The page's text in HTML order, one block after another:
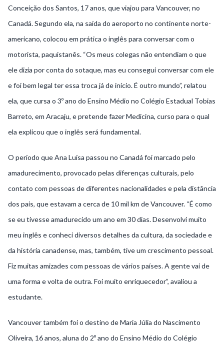
Conceição dos Santos, 17 anos, que viajou para Vancouver, no
Canadá. Segundo ela, na saída do aeroporto no continente norte-
americano, colocou em prática o inglês para conversar com o
motorista, paquistanês. “Os meus colegas não entendiam o que
ele dizia por conta do sotaque, mas eu consegui conversar com ele
e foi bem legal ter essa troca já de início. É outro mundo”, relatou
ela, que cursa o 3º ano do Ensino Médio no Colégio Estadual Tobias
Barreto, em Aracaju, e pretende fazer Medicina, curso para o qual
ela explicou que o inglês será fundamental.
O período que Ana Luísa passou no Canadá foi marcado pelo
amadurecimento, provocado pelas diferenças culturais, pelo
contato com pessoas de diferentes nacionalidades e pela distância
dos pais, que estavam a cerca de 10 mil km de Vancouver. “É como
se eu tivesse amadurecido um ano em 30 dias. Desenvolvi muito
meu inglês e conheci diversos detalhes da cultura, da sociedade e
da história canadense, mas, também, tive um crescimento pessoal.
Fiz muitas amizades com pessoas de vários países. A gente vai de
uma forma e volta de outra. Foi muito enriquecedor”, avaliou a
estudante.
Vancouver também foi o destino de Maria Júlia do Nascimento
Oliveira, 16 anos, aluna do 2º ano do Ensino Médio do Colégio